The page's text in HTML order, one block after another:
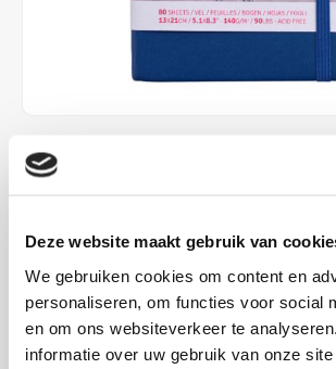
Deze website maakt gebruik van
We gebruiken cookies om content en
personaliseren, om functies voor social
en om ons websiteverkeer te
informatie over uw gebruik van onze
€5,90
Stukprijs: €0,00 /
creme kleurig papier, 140 gramsLees
Toevoegen aan